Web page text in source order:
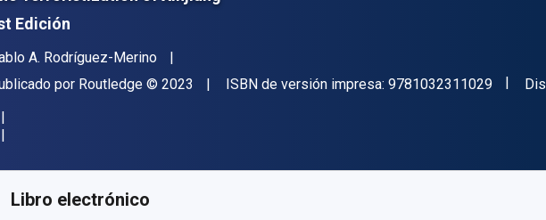
Edición
A. Rodríguez-Merino
por Routledge Copyright
© 2023 ISBN de versión impresa: 9781032311029"ISBN-
Libro electrónico